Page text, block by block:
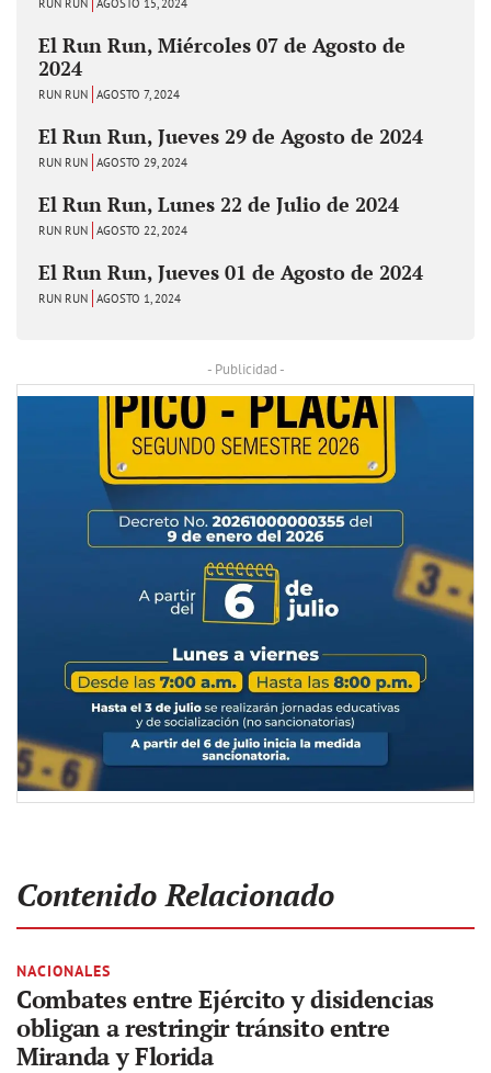
RUN RUN AGOSTO 15, 2024
El Run Run, Miércoles 07 de Agosto de
2024
RUN RUN AGOSTO 7, 2024
El Run Run, Jueves 29 de Agosto de 2024
RUN RUN AGOSTO 29, 2024
El Run Run, Lunes 22 de Julio de 2024
RUN RUN AGOSTO 22, 2024
El Run Run, Jueves 01 de Agosto de 2024
RUN RUN AGOSTO 1, 2024
- Publicidad -
Contenido Relacionado
NACIONALES
Combates entre Ejército y disidencias
obligan a restringir tránsito entre
Miranda y Florida